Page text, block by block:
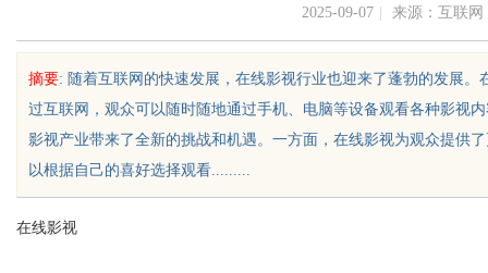
sc
2025-09-07 来源：互联网
摘要: 随着互联网的快速发展，在线影视行业也迎来了蓬勃的发展
过互联网，观众可以随时随地通过手机、电脑等设备观看各种影视
影视产业带来了全新的挑战和机遇。一方面，在线影视为观众提供
以根据自己的喜好选择观看.........
在线影视
创新育人引领未来科